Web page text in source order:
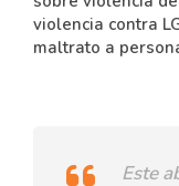
violencia contra
maltrato a
Este